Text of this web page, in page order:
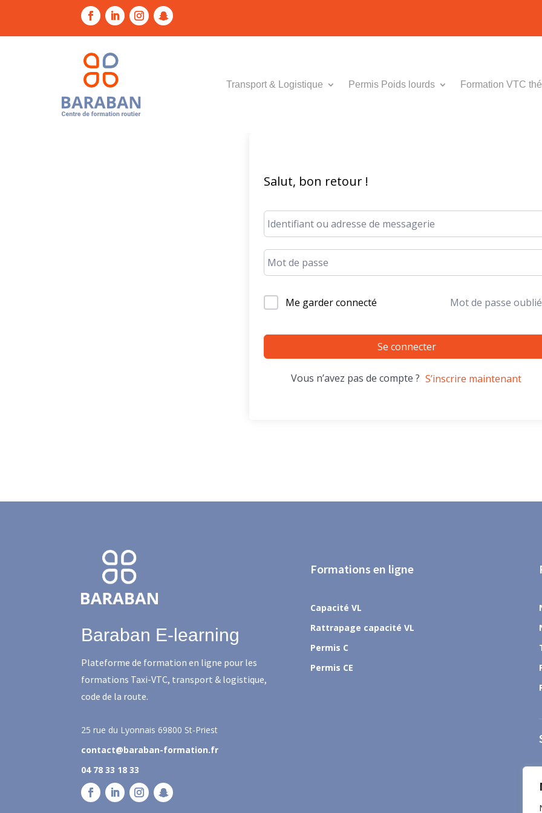
Transport & Logistique Permis Poids lourds Formation VTC
Salut, bon retour !
Me garder connecté Mot de passe
Se connecter
Vous n’avez pas de compte ? S’inscrire maintenant
Baraban E-learning
Plateforme de formation en ligne pour les
formations Taxi-VTC, transport & logistique,
code de la route.
25 rue du Lyonnais 69800 St-Priest
contact@baraban-formation.fr
04 78 33 18 33
Formations en ligne
Capacité VL
Rattrapage capacité VL
Permis C
Permis CE